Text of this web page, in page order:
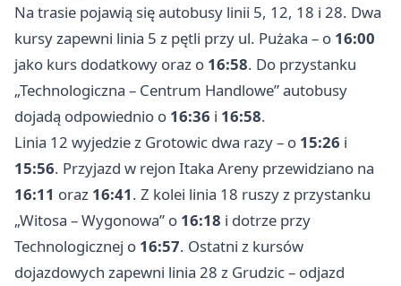
Na trasie pojawią się autobusy linii 5, 12, 18 i 28. Dwa
kursy zapewni linia 5 z pętli przy ul. Pużaka – o 16:00
jako kurs dodatkowy oraz o 16:58. Do przystanku
„Technologiczna – Centrum Handlowe” autobusy
dojadą odpowiednio o 16:36 i 16:58.
Linia 12 wyjedzie z Grotowic dwa razy – o 15:26 i
15:56. Przyjazd w rejon Itaka Areny przewidziano na
16:11 oraz 16:41. Z kolei linia 18 ruszy z przystanku
„Witosa – Wygonowa” o 16:18 i dotrze przy
Technologicznej o 16:57. Ostatni z kursów
dojazdowych zapewni linia 28 z Grudzic – odjazd